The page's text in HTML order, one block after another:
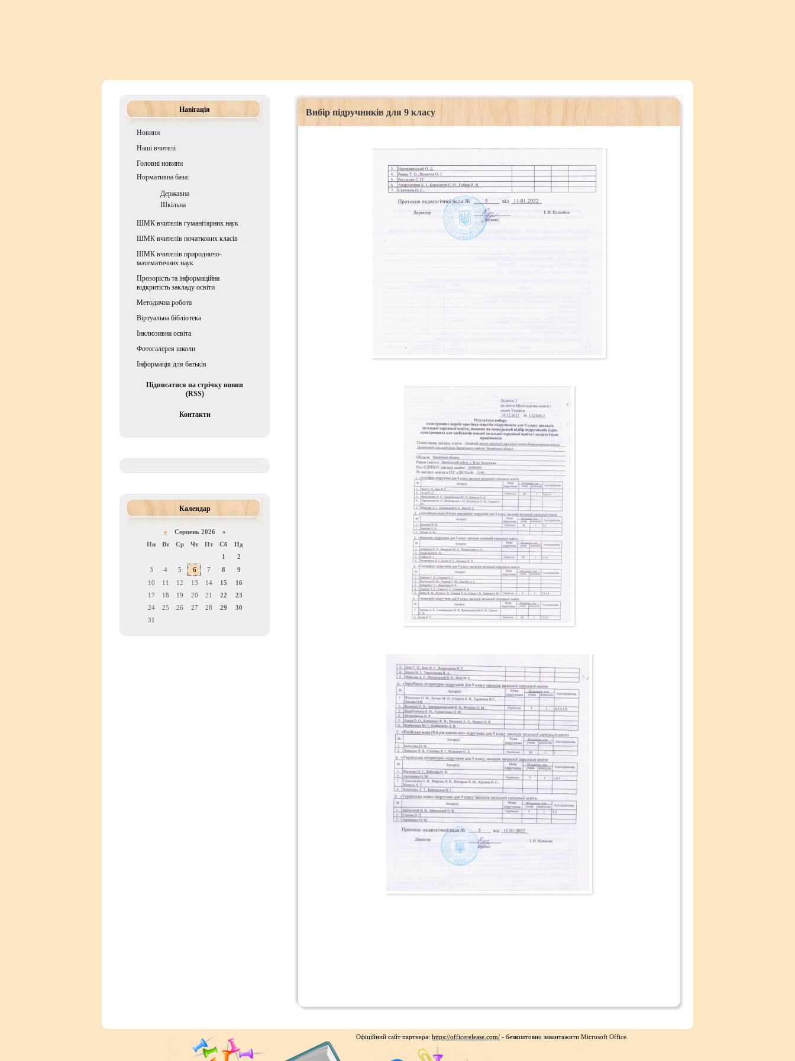
Навігація
Новини
Наші вчителі
Головні новини
Нормативна база:
Державна
Шкiльна
ШМК вчителів гуманітарних наук
ШМК вчителів початкових класів
ШМК вчителів природничо-
математичних наук
Прозорість та інформаційна
відкритість закладу освіти
Методична робота
Віртуальна бібліотека
Iнклюзивна освiта
Фотогалерея школи
Інформація для батьків
Підписатися на стрічку новин
(RSS)
Контакти
Календар
« Серпень 2026 »
Пн
Вт Ср Чт Пт Сб
Нд
1
2
3
4 5 6 7 8
9
10
11 12 13 14 15
16
17
18 19 20 21 22
23
24
25 26 27 28 29
30
31
Вибір підручників для 9 класу
Офіційний сайт партнера: https://officerelease.com/ - безкоштовно завантажити Microsoft Office.